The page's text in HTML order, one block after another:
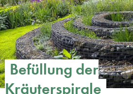
Befüllung der
Kräuterspirale